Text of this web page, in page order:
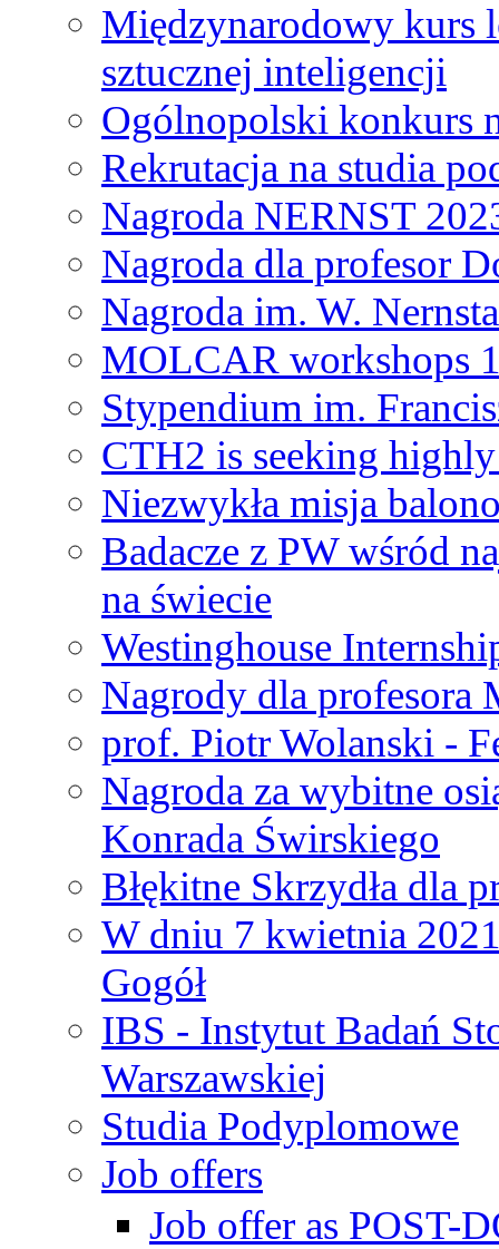
Międzynarodowy kurs
sztucznej inteligencji
Ogólnopolski konkurs
Rekrutacja na studia
Nagroda NERNST
Nagroda dla profesor
Nagroda im. W.
MOLCAR workshops
Stypendium im.
CTH2 is seeking
Niezwykła misja
Badacze z PW wśród
na świecie
Westinghouse
Nagrody dla profesora
prof. Piotr Wolanski -
Nagroda za wybitne
Konrada Świrskiego
Błękitne Skrzydła dla
W dniu 7 kwietnia
Gogół
IBS - Instytut Badań
Warszawskiej
Studia Podyplomowe
Job offers
Job offer as POST-